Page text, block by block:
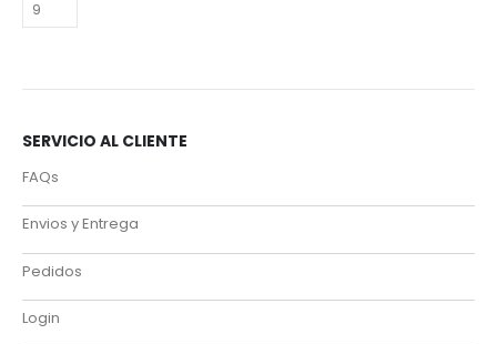
SERVICIO AL CLIENTE
FAQs
Envios y Entrega
Pedidos
Login